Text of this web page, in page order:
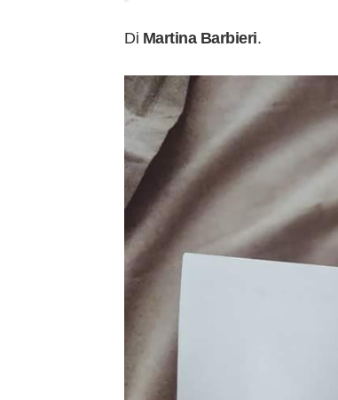
Di Martina Barbieri.